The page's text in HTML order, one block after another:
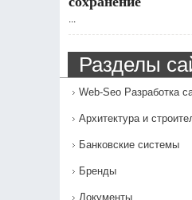
...
Разделы
Web-Seo Разработка
Архитектура и
Банковские системы
Бренды
Документы